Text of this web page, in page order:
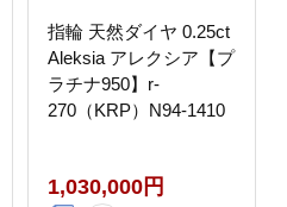
指輪 天然ダイヤ 0.25ct
Aleksia アレクシア【プ
ラチナ950】r-
270（KRP）N94-1410
1,030,000円